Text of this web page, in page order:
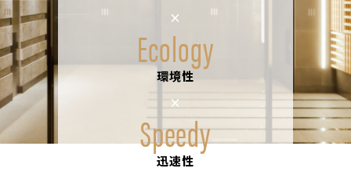
×
Ecology
環境性
×
Speedy
迅速性